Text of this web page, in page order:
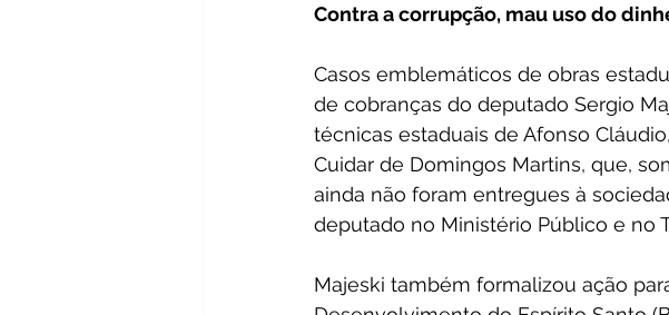
Contra a corrupção, mau uso do
Casos emblemáticos de obras
de cobranças do deputado Sergio
técnicas estaduais de Afonso
Cuidar de Domingos Martins, que,
ainda não foram entregues à
deputado no Ministério Público e no
Majeski também formalizou ação